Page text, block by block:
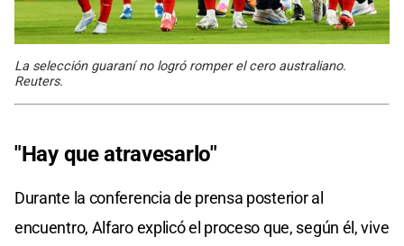
La selección guaraní no logró romper el cero australiano.
Reuters.
"Hay que atravesarlo"
Durante la conferencia de prensa posterior al
encuentro, Alfaro explicó el proceso que, según él, vive